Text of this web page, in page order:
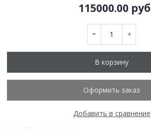
115000.00 руб
В корзину
Оформить заказ
Добавить в сравнение